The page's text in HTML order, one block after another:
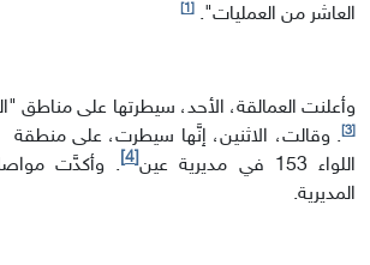
العاشر من العمليات". [1]
وأعلنت العمالقة، الأحد، سيطرتها على مناطق
[3]
. وقالت، الاثنين، إنَّها سيطرت، على
اللواء 153 في مديرية عين
[4]
. وأكدَّت
المديرية.